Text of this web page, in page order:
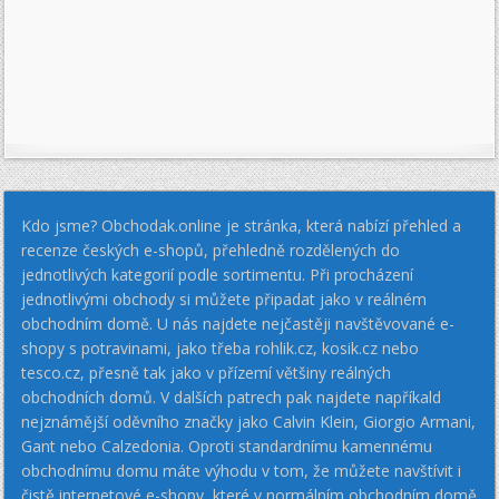
Kdo jsme? Obchodak.online je stránka, která nabízí přehled a
recenze českých e-shopů, přehledně rozdělených do
jednotlivých kategorií podle sortimentu. Při procházení
jednotlivými obchody si můžete připadat jako v reálném
obchodním domě. U nás najdete nejčastěji navštěvované e-
shopy s potravinami, jako třeba rohlik.cz, kosik.cz nebo
tesco.cz, přesně tak jako v přízemí většiny reálných
obchodních domů. V dalších patrech pak najdete napříkald
nejznámější oděvního značky jako Calvin Klein, Giorgio Armani,
Gant nebo Calzedonia. Oproti standardnímu kamennému
obchodnímu domu máte výhodu v tom, že můžete navštívit i
čistě internetové e-shopy, které v normálním obchodním domě